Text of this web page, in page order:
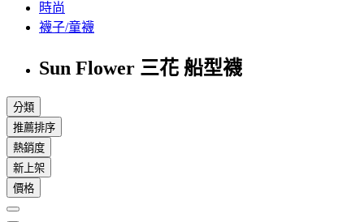
時尚
襪子/童襪
Sun Flower 三花 船型襪
分類
推薦排序
熱銷度
新上架
價格